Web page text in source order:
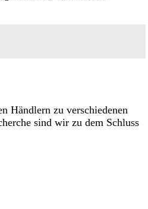
Händlern zu verschiedenen
sind wir zu dem Schluss